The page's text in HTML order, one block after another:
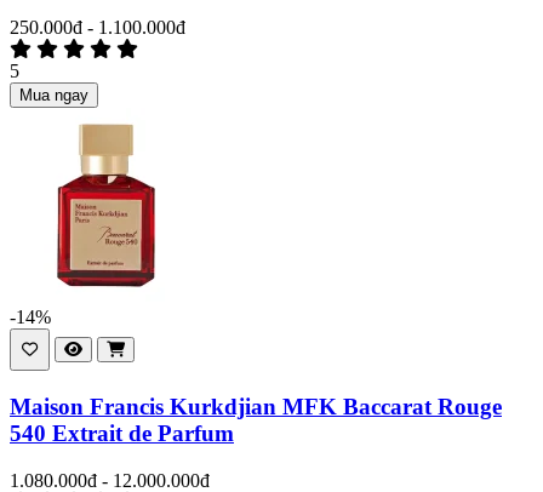
250.000đ - 1.100.000đ
5
Mua ngay
-14%
Maison Francis Kurkdjian MFK Baccarat Rouge
540 Extrait de Parfum
1.080.000đ - 12.000.000đ